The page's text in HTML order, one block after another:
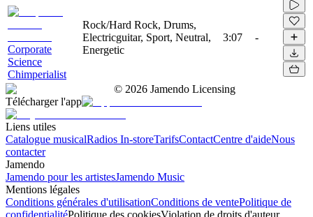
Corporate
Science
Chimperialist
Rock/Hard Rock, Drums,
Electricguitar, Sport, Neutral,
Energetic
3:07 -
© 2026 Jamendo Licensing
Télécharger l'app
Liens utiles
Catalogue musicalRadios In-storeTarifsContactCentre d'aideNous
contacter
Jamendo
Jamendo pour les artistesJamendo Music
Mentions légales
Conditions générales d'utilisationConditions de ventePolitique de
confidentialitéPolitique des cookiesViolation de droits d'auteur